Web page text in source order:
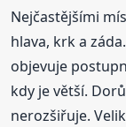
Nejčastějšími
hlava, krk a
objevuje
kdy je větší.
nerozšiřuje.